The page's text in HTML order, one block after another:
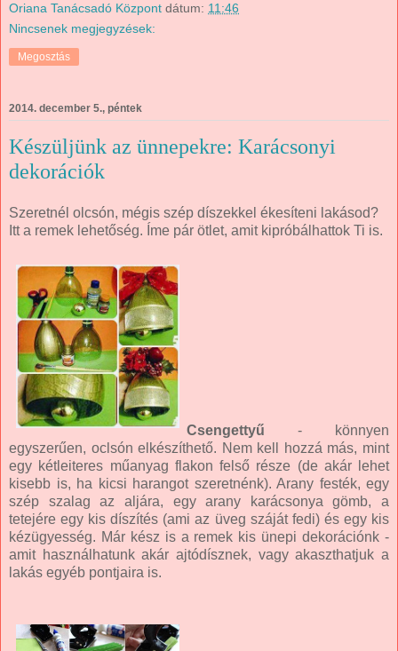
Oriana Tanácsadó Központ dátum: 11:46
Nincsenek megjegyzések:
Megosztás
2014. december 5., péntek
Készüljünk az ünnepekre: Karácsonyi
dekorációk
Szeretnél olcsón, mégis szép díszekkel ékesíteni lakásod?
Itt a remek lehetőség. Íme pár ötlet, amit kipróbálhattok Ti is.
Csengettyű - könnyen
egyszerűen, oclsón elkészíthető. Nem kell hozzá más, mint
egy kétleiteres műanyag flakon felső része (de akár lehet
kisebb is, ha kicsi harangot szeretnénk). Arany festék, egy
szép szalag az aljára, egy arany karácsonya gömb, a
tetejére egy kis díszítés (ami az üveg száját fedi) és egy kis
kézügyesség. Már kész is a remek kis ünepi dekorációnk -
amit használhatunk akár ajtódísznek, vagy akaszthatjuk a
lakás egyéb pontjaira is.